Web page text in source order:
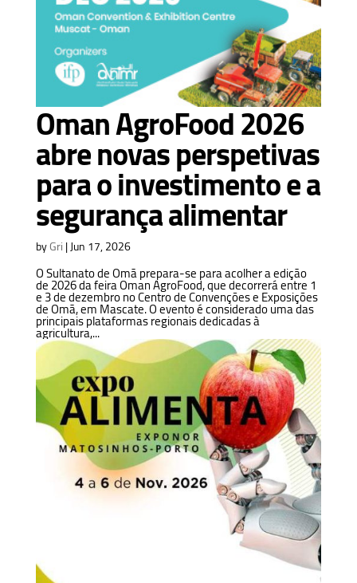
Oman AgroFood 2026
abre novas perspetivas
para o investimento e a
segurança alimentar
byGri|Jun 17, 2026
O Sultanato de Omã prepara-se para acolher a edição
de 2026 da feira Oman AgroFood, que decorrerá entre 1
e 3 de dezembro no Centro de Convenções e Exposições
de Omã, em Mascate. O evento é considerado uma das
principais plataformas regionais dedicadas à
agricultura,...